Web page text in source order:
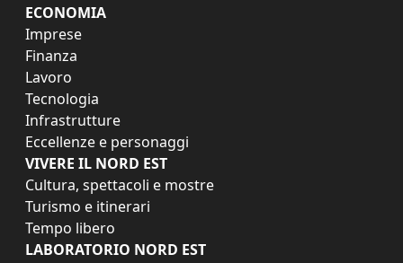
ECONOMIA
Imprese
Finanza
Lavoro
Tecnologia
Infrastrutture
Eccellenze e personaggi
VIVERE IL NORD EST
Cultura, spettacoli e mostre
Turismo e itinerari
Tempo libero
LABORATORIO NORD EST